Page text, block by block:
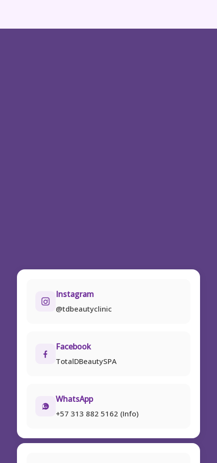
Instagram
@tdbeautyclinic
Facebook
TotalDBeautySPA
WhatsApp
+57 313 882 5162 (Info)